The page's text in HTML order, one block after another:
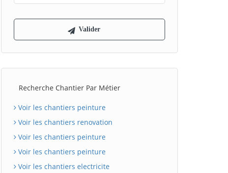
Recherche Chantier Par Métier
Voir les chantiers peinture
Voir les chantiers renovation
Voir les chantiers peinture
Voir les chantiers peinture
Voir les chantiers electricite